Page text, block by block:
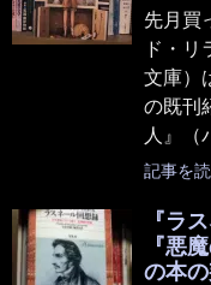
先月買
ド・
文庫）
の既刊
人』
記事を
『ラ
『悪
の本